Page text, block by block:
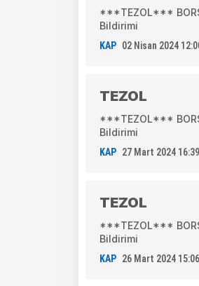
***TEZOL***
Bildirimi
KAP 02 Nisan 2024
TEZOL
***TEZOL***
Bildirimi
KAP 27 Mart 2024 16:39
TEZOL
***TEZOL***
Bildirimi
KAP 26 Mart 2024 15:06